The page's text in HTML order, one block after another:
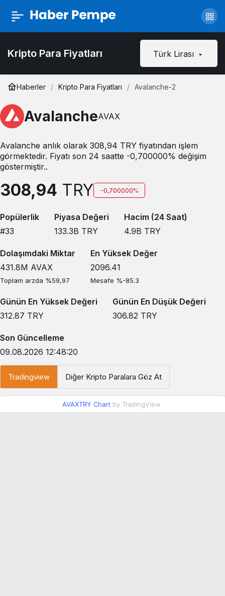
Kripto Para Fiyatları Türk Lirası
Haberler Kripto Para Fiyatları Avalanche-2
AvalancheAVAX
Avalanche anlık olarak 308,94 TRY fiyatından işlem
görmektedir. Fiyatı son 24 saatte -0,700000% değişim
göstermiştir..
308,94 TRY -0,700000%
Popülerlik
#33
Piyasa Değeri
133.3B TRY
Hacim (24 Saat)
4.9B TRY
Dolaşımdaki Miktar
431.8M AVAX
Toplam arzda %59,97
En Yüksek Değer
2096.41
Mesafe %-85.3
Günün En Yüksek Değeri
312.87 TRY
Günün En Düşük Değeri
306.82 TRY
Son Güncelleme
09.08.2026 12:48:20
Tradingview Diğer Kripto Paralara Göz At
AVAXTRY Chart by TradingView